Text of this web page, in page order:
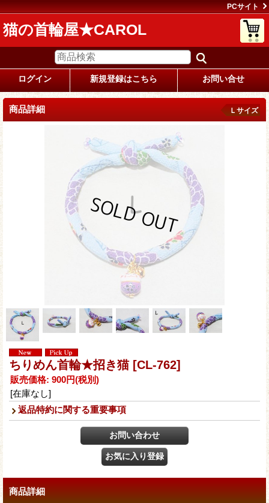
PCサイト
猫の首輪屋★CAROL
ログイン 新規登録はこちら お問い合せ
商品詳細 Ｌサイズ
ちりめん首輪★招き猫 [CL-762]
販売価格: 900円(税別)
[在庫なし]
返品特約に関する重要事項
商品詳細